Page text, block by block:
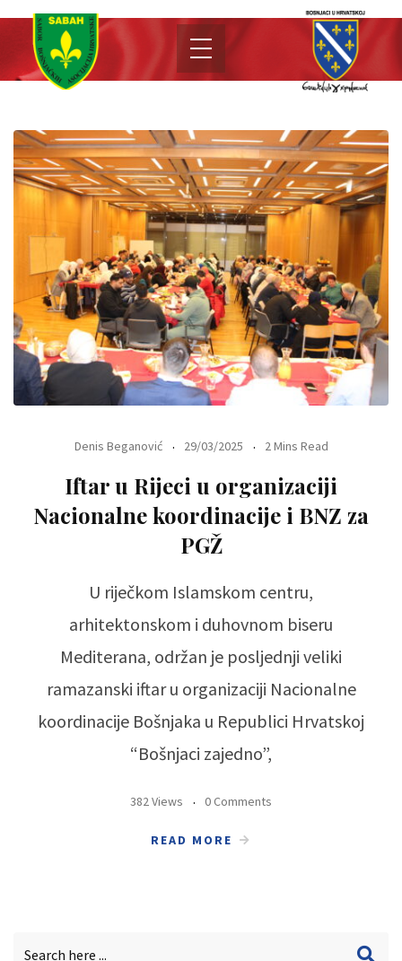
Denis Beganović 29/03/2025 2 Mins Read
Iftar u Rijeci u organizaciji
Nacionalne koordinacije i BNZ za
PGŽ
U riječkom Islamskom centru,
arhitektonskom i duhovnom biseru
Mediterana, održan je posljednji veliki
ramazanski iftar u organizaciji Nacionalne
koordinacije Bošnjaka u Republici Hrvatskoj
“Bošnjaci zajedno”,
382 Views 0 Comments
READ MORE